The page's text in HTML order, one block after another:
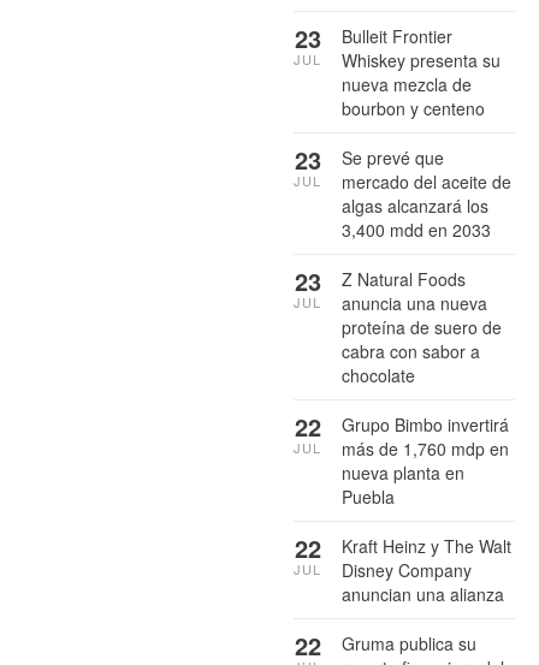
Bulleit Frontier
Whiskey presenta su
nueva mezcla de
bourbon y centeno
23
JUL
Se prevé que
mercado del aceite de
algas alcanzará los
3,400 mdd en 2033
23
JUL
Z Natural Foods
anuncia una nueva
proteína de suero de
cabra con sabor a
chocolate
23
JUL
Grupo Bimbo invertirá
más de 1,760 mdp en
nueva planta en
Puebla
22
JUL
Kraft Heinz y The Walt
Disney Company
anuncian una alianza
22
JUL
Gruma publica su
22